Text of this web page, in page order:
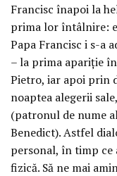
Francisc înapoi la
prima lor întâlnire:
Papa Francisc i s-a
– la prima apariţie
Pietro, iar apoi prin
noaptea alegerii
(patronul de nume
Benedict). Astfel
personal, în timp
fizică. Să ne mai